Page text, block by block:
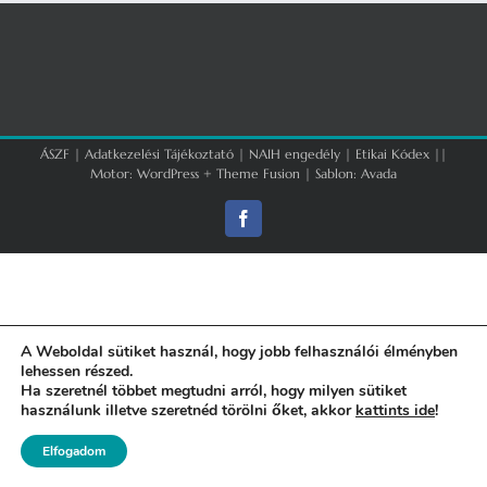
ÁSZF | Adatkezelési Tájékoztató | NAIH engedély | Etikai Kódex ||
Motor: WordPress + Theme Fusion | Sablon: Avada
Facebook
A Weboldal sütiket használ, hogy jobb felhasználói élményben
lehessen részed.
Ha szeretnél többet megtudni arról, hogy milyen sütiket
használunk illetve szeretnéd törölni őket, akkor kattints ide!
Elfogadom